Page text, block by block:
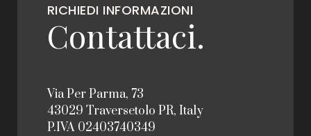
RICHIEDI INFORMAZIONI
Contattaci.
Via Per Parma, 73
43029 Traversetolo PR, Italy
P.IVA 02403740349